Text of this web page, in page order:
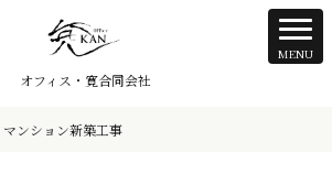
オフィス・寛合同会社
マンション新築工事